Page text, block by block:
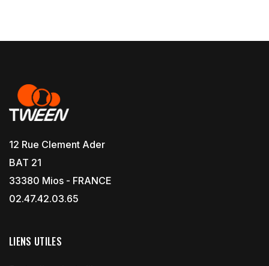
12 Rue Clement Ader
BAT 21
33380 Mios - FRANCE
02.47.42.03.65
LIENS UTILES